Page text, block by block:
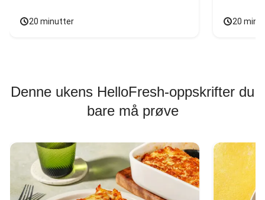
20 minutter 20
Denne ukens HelloFresh-oppskrifter du
bare må prøve